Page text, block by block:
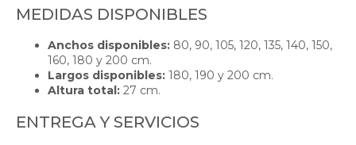
MEDIDAS DISPONIBLES
Anchos disponibles: 80, 90, 105, 120, 135, 140, 150,
160, 180 y 200 cm.
Largos disponibles: 180, 190 y 200 cm.
Altura total: 27 cm.
ENTREGA Y SERVICIOS